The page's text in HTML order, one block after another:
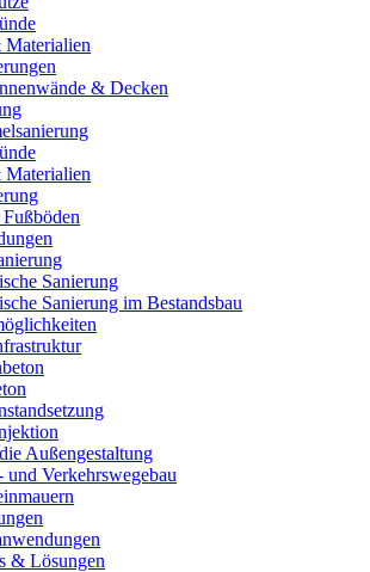
Materialien
& Decken
Materialien
Sanierung
Sanierung im Bestandsbau
Außengestaltung
und Verkehrswegebau
& Lösungen